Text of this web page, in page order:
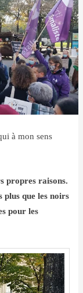
à mon sens
propres raisons.
plus que les noirs
pour les